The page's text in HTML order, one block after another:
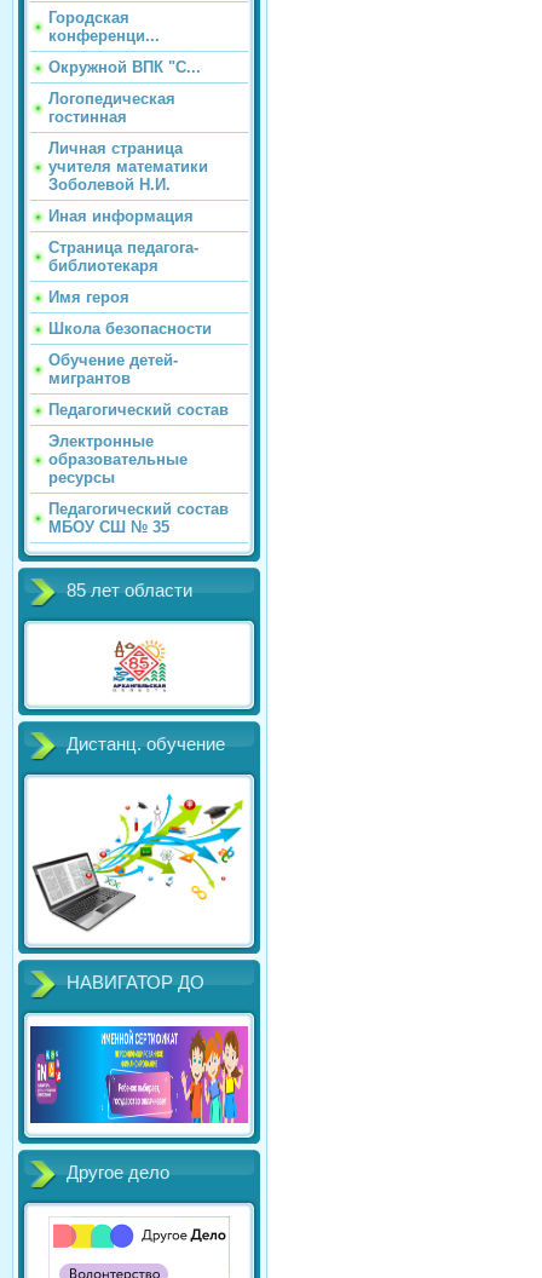
Городская
конференци...
Окружной ВПК "С...
Логопедическая
гостинная
Личная страница
учителя математики
Зоболевой Н.И.
Иная информация
Страница педагога-
библиотекаря
Имя героя
Школа безопасности
Обучение детей-
мигрантов
Педагогический состав
Электронные
образовательные
ресурсы
Педагогический состав
МБОУ СШ № 35
85 лет области
Дистанц. обучение
НАВИГАТОР ДО
Другое дело